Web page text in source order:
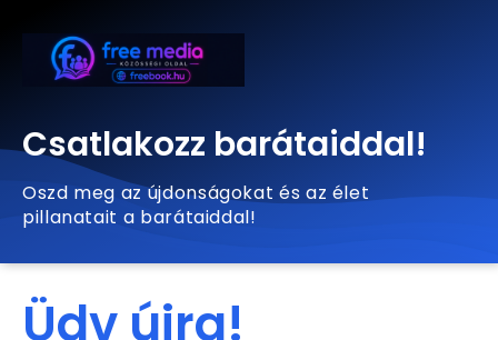
Csatlakozz barátaiddal!
Oszd meg az újdonságokat és az élet
pillanatait a barátaiddal!
Üdv újra!